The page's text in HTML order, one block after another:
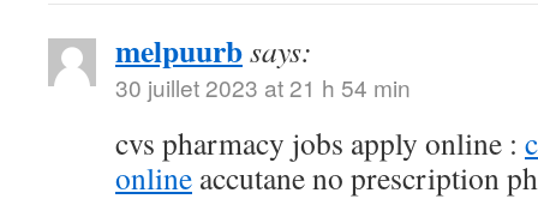
melpuurbsays:
30 juillet 2023 at 21 h 54 min
cvs pharmacy jobs apply online :
online accutane no prescription